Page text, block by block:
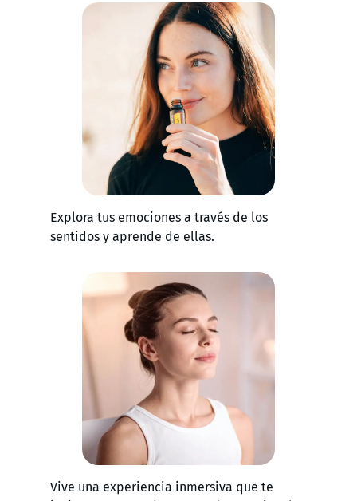
Explora tus emociones a través de los
sentidos y aprende de ellas.
Vive una experiencia inmersiva que te